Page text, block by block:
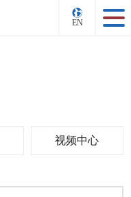
EN
视频中心